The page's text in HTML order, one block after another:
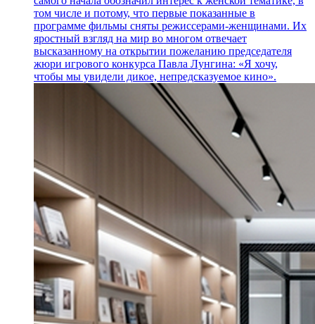
том числе и потому, что первые показанные в
программе фильмы сняты режиссерами-женщинами. Их
яростный взгляд на мир во многом отвечает
высказанному на открытии пожеланию председателя
жюри игрового конкурса Павла Лунгина: «Я хочу,
чтобы мы увидели дикое, непредсказуемое кино».